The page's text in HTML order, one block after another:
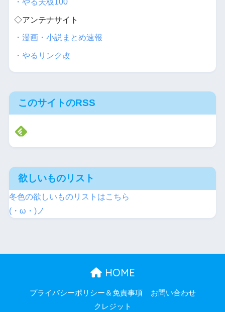
◇アンテナサイト
・漫画・小説まとめ速報
・やるリンク改
このサイトのRSS
欲しいものリスト
冬色の欲しいものリストはこちら
(・ω・)ノ
HOME
プライバシーポリシー＆免責事項
お問い合わせ
クレジット